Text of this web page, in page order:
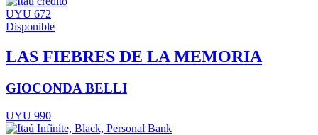
UYU 672
Disponible
LAS FIEBRES DE LA MEMORIA
GIOCONDA BELLI
UYU 990